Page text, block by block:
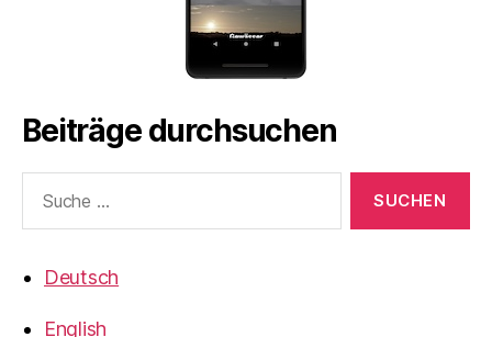
Beiträge durchsuchen
nach:
Deutsch
English